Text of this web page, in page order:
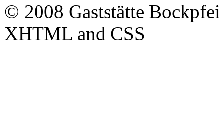
© 2008 Gaststätte
XHTML and CSS